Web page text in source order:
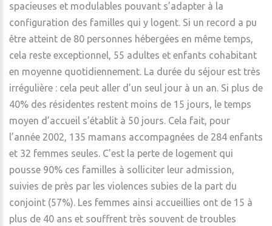
spacieuses et modulables pouvant s’adapter à la
configuration des familles qui y logent. Si un record a pu
être atteint de 80 personnes hébergées en même temps,
cela reste exceptionnel, 55 adultes et enfants cohabitant
en moyenne quotidiennement. La durée du séjour est très
irrégulière : cela peut aller d’un seul jour à un an. Si plus de
40% des résidentes restent moins de 15 jours, le temps
moyen d’accueil s’établit à 50 jours. Cela fait, pour
l’année 2002, 135 mamans accompagnées de 284 enfants
et 32 femmes seules. C’est la perte de logement qui
pousse 90% ces familles à solliciter leur admission,
suivies de près par les violences subies de la part du
conjoint (57%). Les femmes ainsi accueillies ont de 15 à
plus de 40 ans et souffrent très souvent de troubles